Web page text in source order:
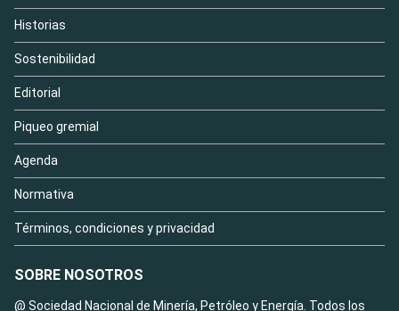
Historias
Sostenibilidad
Editorial
Piqueo gremial
Agenda
Normativa
Términos, condiciones y privacidad
SOBRE NOSOTROS
@ Sociedad Nacional de Minería, Petróleo y Energía. Todos los